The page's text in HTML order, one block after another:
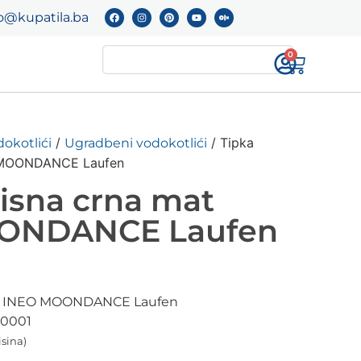
0
/ Ugradbeni vodokotlići / Tipka
Laufen
crna mat
Laufen
MOONDANCE Laufen